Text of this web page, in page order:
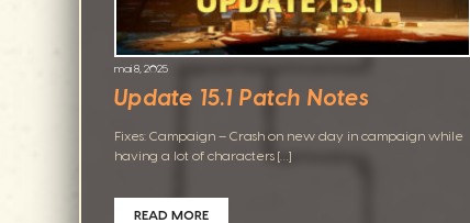
mai 8, 2025
Update 15.1 Patch Notes
Fixes: Campaign – Crash on new day in campaign while
having a lot of characters […]
READ MORE